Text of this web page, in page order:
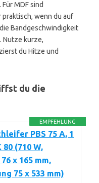
MDF sind
praktisch, wenn du auf
Bandgeschwindigkeit
Nutze kurze,
du Hitze und
du die
EMPFEHLUNG
PBS 75 A, 1
(710 W,
x 165 mm,
75 x 533 mm)